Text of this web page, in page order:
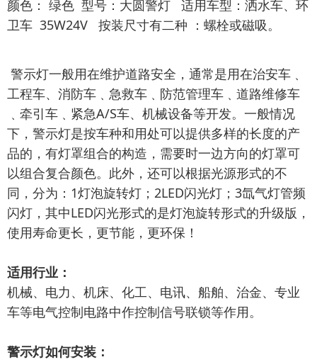
颜色： 绿色 型号：大圆警灯 适用车型：洒水车、环
卫车 35W24V 按装尺寸有二种 ：螺栓或磁吸。
警示灯一般用在维护道路安全，通常是用在治安车﹑
工程车、消防车﹑急救车﹑防范管理车﹑道路维修车
﹑牵引车﹑紧急A/S车、机械设备等开发。一般情况
下，警示灯是按车种和用处可以提供多样的长度的产
品的，有灯罩组合的构造，需要时一边方向的灯罩可
以组合复合颜色。此外，还可以根据光源形式的不
同，分为：1灯泡旋转灯；2LED闪光灯；3氙气灯管频
闪灯，其中LED闪光形式的是灯泡旋转形式的升级版，
使用寿命更长，更节能，更环保！
适用行业：
机械、电力、机床、化工、电讯、船舶、治金、专业
车等电气控制电路中作控制信号联锁等作用。
警示灯如何安装：